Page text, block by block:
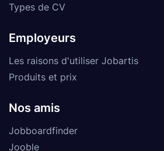
Types de CV
Employeurs
Les raisons d'utiliser Jobartis
Produits et prix
Nos amis
Jobboardfinder
Jooble